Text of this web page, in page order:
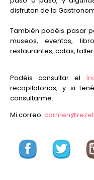
disfrutan de la
También podéis pasar
museos, eventos,
restaurantes, catas,
Podéis consultar el
recopilatorios, y si
consultarme.
Mi correo: